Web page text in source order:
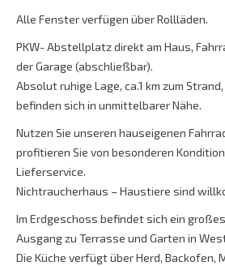
Alle Fenster verfügen über Rollläden.
PKW- Abstellplatz direkt am Haus,
der Garage (abschließbar).
Absolut ruhige Lage, ca.1 km zum
befinden sich in unmittelbarer Nähe.
Nutzen Sie unseren hauseigenen
profitieren Sie von besonderen
Lieferservice.
Nichtraucherhaus – Haustiere sind
Im Erdgeschoss befindet sich ein
Ausgang zu Terrasse und Garten in
Die Küche verfügt über Herd, Backofen,